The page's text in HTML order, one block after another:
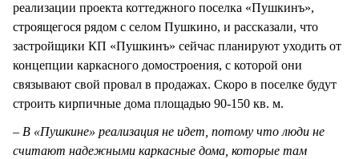
реализации проекта коттеджного поселка «Пушкинъ»,
строящегося рядом с селом Пушкино, и рассказали, что
застройщики КП «Пушкинъ» сейчас планируют уходить от
концепции каркасного домостроения, с которой они
связывают свой провал в продажах. Скоро в поселке будут
строить кирпичные дома площадью 90-150 кв. м.
– В «Пушкине» реализация не идет, потому что люди не
считают надежными каркасные дома, которые там